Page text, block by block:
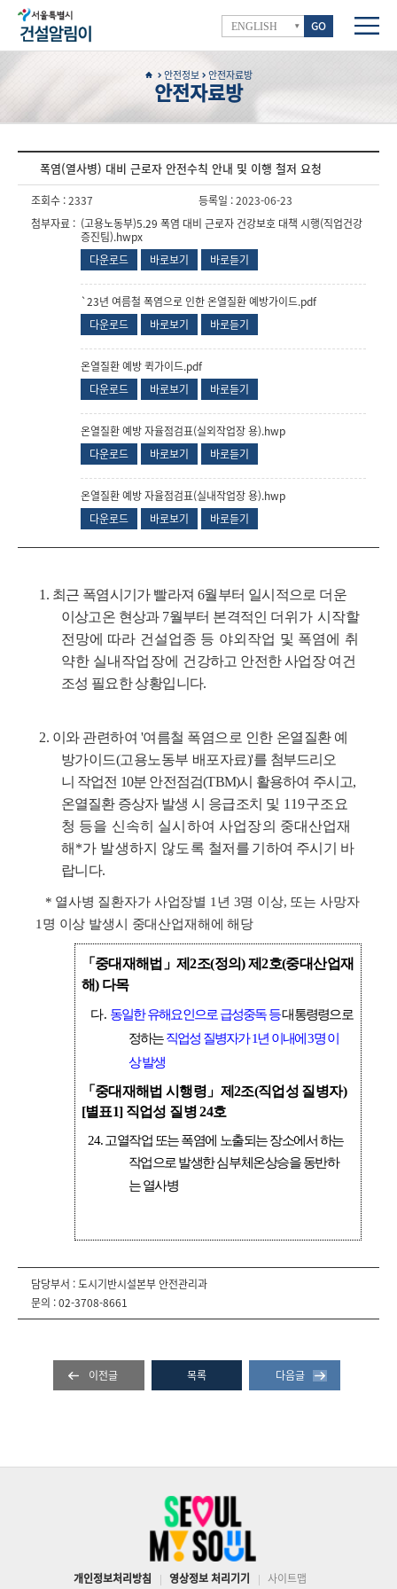
ENGLISH GO
안전정보 안전자료방
안전자료방
폭염(열사병) 대비 근로자 안전수칙 안내 및 이행 철저 요청
조회수 :2337 등록일 :2023-06-23
첨부자료 : (고용노동부)5.29 폭염 대비 근로자 건강보호 대책 시행(직업건강
증진팀).hwpx
다운로드
바로보기 바로듣기
`23년 여름철 폭염으로 인한 온열질환 예방가이드.pdf
다운로드
바로보기 바로듣기
온열질환 예방 퀵가이드.pdf
다운로드
바로보기 바로듣기
온열질환 예방 자율점검표(실외작업장 용).hwp
다운로드
바로보기 바로듣기
온열질환 예방 자율점검표(실내작업장 용).hwp
다운로드
바로보기 바로듣기
1. 최근 폭염시기가 빨라져 6월부터 일시적으로 더운
이상고온 현상과 7월부터 본격적인 더위가 시작할
전망에 따라 건설업종 등 야외작업 및 폭염에 취
약한 실내작업장에 건강하고 안전한 사업장 여건
조성 필요한 상황입니다.
2. 이와 관련하여 '여름철 폭염으로 인한 온열질환 예
방가이드(고용노동부 배포자료)'를 첨부드리오
니 작업전 10분 안전점검(TBM)시 활용하여 주시고,
온열질환 증상자발생 시 응급조치 및 119구조요
청 등을 신속히 실시하여 사업장의 중대산업재
해*가 발생하지 않도록 철저를 기하여 주시기 바
랍니다.
* 열사병 질환자가 사업장별 1년 3명 이상, 또는 사망자
1명 이상 발생시 중대산업재해에 해당
「중대재해법」제2조(정의) 제2호(중대산업재
해) 다목
다. 동일한 유해요인으로 급성중독 등대통령령으로
정하는직업성 질병자가1년 이내에 3명 이
상발생
「중대재해법 시행령」제2조(직업성 질병자)
[별표1] 직업성 질병 24호
24. 고열작업 또는 폭염에 노출되는 장소에서 하는
작업으로 발생한 심부체온상승을 동반하
는열사병
담당부서 : 도시기반시설본부 안전관리과
문의 : 02-3708-8661
이전글 목록 다음글
개인정보처리방침 영상정보 처리기기 사이트맵